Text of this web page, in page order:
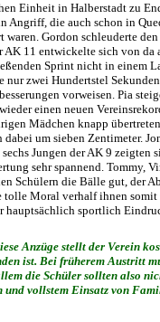
Einheit in Halberstadt zu
Angriff, die auch schon in
Gordon schleuderte
AK 11 entwickelte sich von
Sprint nicht in einem
zwei Hundertstel
vorweisen. Pia
einen neuen
Mädchen knapp
um sieben Zentimeter.
Jungen der AK 9 zeigten
sehr spannend. Tommy,
Schülern die Bälle gut, der
Moral verhalf ihnen
sportlich
Anzüge stellt der Verein
ist. Bei früherem Austritt
die Schüler sollten also
vollstem Einsatz von